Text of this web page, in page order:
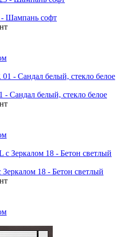
- Шампань софт
- Сандал белый, стекло белое
18 - Бетон светлый